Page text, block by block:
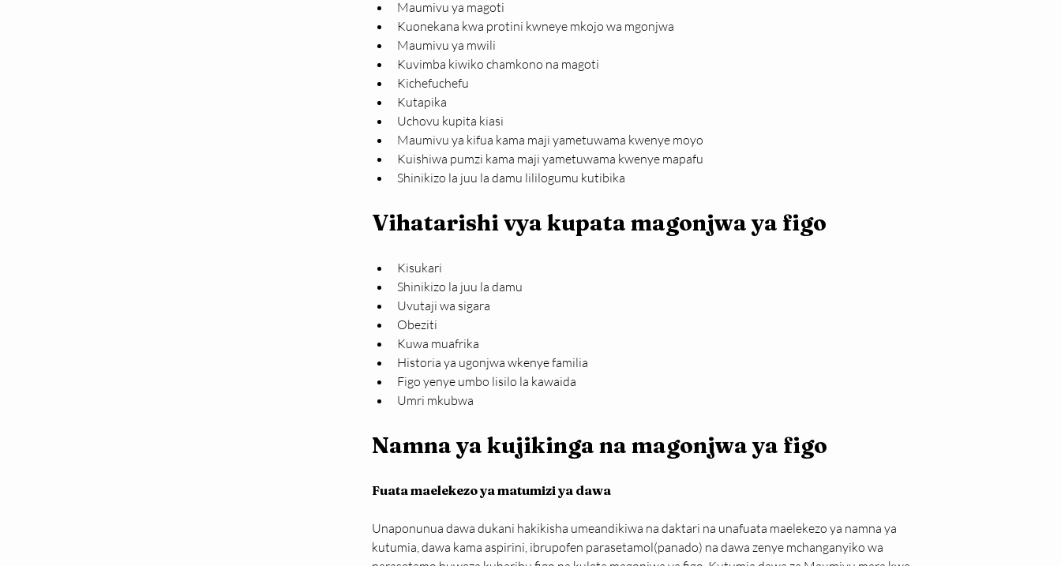
Maumivu ya magoti
Kuonekana kwa protini kwneye mkojo wa mgonjwa
Maumivu ya mwili
Kuvimba kiwiko chamkono na magoti
Kichefuchefu
Kutapika
Uchovu kupita kiasi
Maumivu ya kifua kama maji yametuwama kwenye moyo
Kuishiwa pumzi kama maji yametuwama kwenye mapafu
Shinikizo la juu la damu lililogumu kutibika
Vihatarishi vya kupata magonjwa ya figo
Kisukari
Shinikizo la juu la damu
Uvutaji wa sigara
Obeziti
Kuwa muafrika
Historia ya ugonjwa wkenye familia
Figo yenye umbo lisilo la kawaida
Umri mkubwa
Namna ya kujikinga na magonjwa ya figo
Fuata maelekezo ya matumizi ya dawa
Unaponunua dawa dukani hakikisha umeandikiwa na daktari na unafuata maelekezo ya namna ya
kutumia, dawa kama aspirini, ibrupofen parasetamol(panado) na dawa zenye mchanganyiko wa